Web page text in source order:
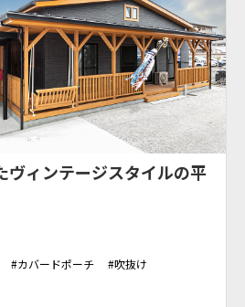
ヴィンテージスタイルの平
カバードポーチ 吹抜け